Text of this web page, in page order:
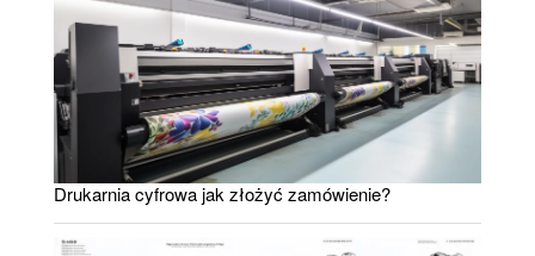
Drukarnia cyfrowa jak złożyć zamówienie?